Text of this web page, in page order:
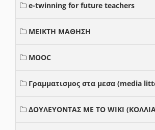
e-twinning for future teachers
ΜΕΙΚΤΗ ΜΑΘΗΣΗ
MOOC
Γραμματισμος στα μεσα (media
ΔΟΥΛΕΥΟΝΤΑΣ ΜΕ ΤΟ WIKI